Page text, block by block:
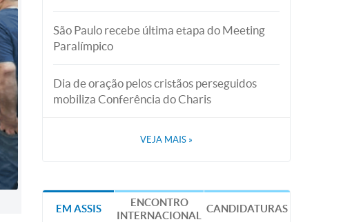
São Paulo recebe última etapa do Meeting
Paralímpico
Dia de oração pelos cristãos perseguidos
mobiliza Conferência do Charis
VEJA MAIS »
EM ASSIS
ENCONTRO
INTERNACIONAL
CANDIDATURAS